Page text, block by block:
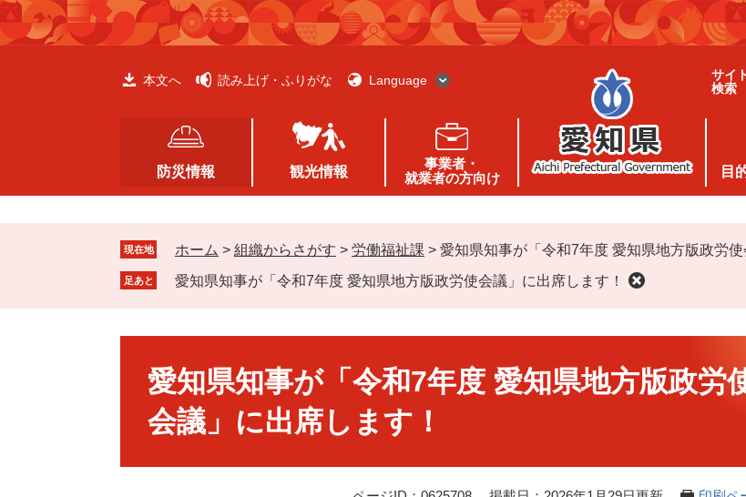
ペ
ー
メ
ニ
本文へ 読み上げ・ふりがな Language
サイ
検索
防災情報 観光情報
事業者・
就業者の方向け
目
現在地 ホーム > 組織からさがす > 労働福祉課 > 愛知県知事が「令和7年度 愛知県地方版政労使
足あと 愛知県知事が「令和7年度 愛知県地方版政労使会議」に出席します！
愛知県知事が「令和7年度 愛知県地方版政労
会議」に出席します！